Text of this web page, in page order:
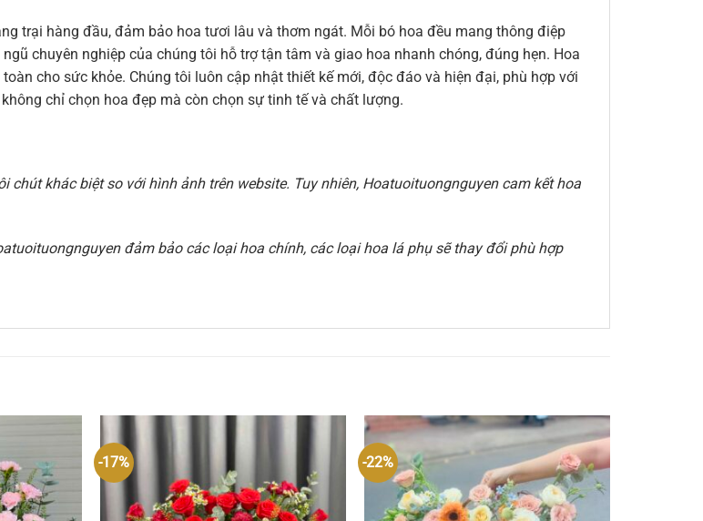
trại hàng đầu, đảm bảo hoa tươi lâu và thơm ngát. Mỗi bó hoa đều mang thông điệp
chuyên nghiệp của chúng tôi hỗ trợ tận tâm và giao hoa nhanh chóng, đúng hẹn. Hoa
cho sức khỏe. Chúng tôi luôn cập nhật thiết kế mới, độc đáo và hiện đại, phù hợp với
chỉ chọn hoa đẹp mà còn chọn sự tinh tế và chất lượng.
khác biệt so với hình ảnh trên website. Tuy nhiên, Hoatuoituongnguyen cam kết hoa
đảm bảo các loại hoa chính, các loại hoa lá phụ sẽ thay đổi phù hợp
-17% -22%